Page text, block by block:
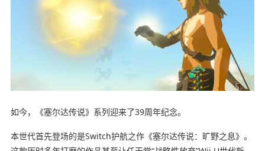
如今，《塞尔达传说》系列迎来了39周年纪念。
本世代首先登场的是Switch护航之作《塞尔达传说：旷野之息》。